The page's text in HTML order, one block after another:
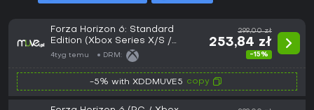
Forza Horizon 6: Standard
Edition (Xbox Series X/S /
Windows 10)
4tyg temu DRM:
299,00 zł
253,84 zł
-15%
-5% with XDDMUVE5 copy